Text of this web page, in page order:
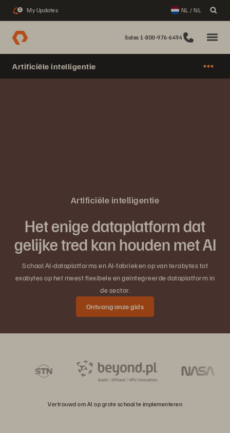
2 My Updates NL / NL
Sales 1-800-976-6494
Artificiële intelligentie
Artificiële intelligentie
Het enige dataplatform dat
gelijke tred kan houden met AI
Schaal AI-dataplatforms en AI-fabrieken op van terabytes tot
exabytes op het meest flexibele en geïntegreerde dataplatform in
de sector.
Ontvang onze gids
Vertrouwd om AI op grote schaal te implementeren